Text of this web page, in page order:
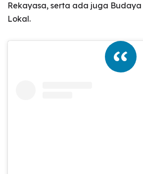
Rekayasa, serta ada juga
Lokal.